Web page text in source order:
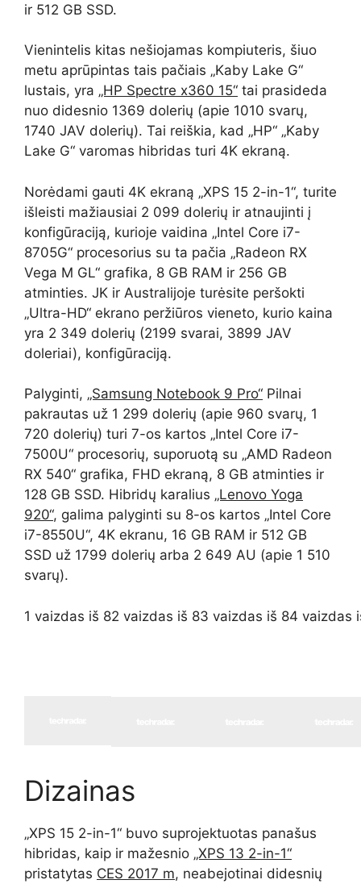
ir 512 GB SSD.
Vienintelis kitas nešiojamas kompiuteris, šiuo
metu aprūpintas tais pačiais „Kaby Lake G“
lustais, yra „HP Spectre x360 15“ tai prasideda
nuo didesnio 1369 dolerių (apie 1010 svarų,
1740 JAV dolerių). Tai reiškia, kad „HP“ „Kaby
Lake G“ varomas hibridas turi 4K ekraną.
Norėdami gauti 4K ekraną „XPS 15 2-in-1“, turite
išleisti mažiausiai 2 099 dolerių ir atnaujinti į
konfigūraciją, kurioje vaidina „Intel Core i7-
8705G“ procesorius su ta pačia „Radeon RX
Vega M GL“ grafika, 8 GB RAM ir 256 GB
atminties. JK ir Australijoje turėsite peršokti
„Ultra-HD“ ekrano peržiūros vieneto, kurio kaina
yra 2 349 dolerių (2199 svarai, 3899 JAV
doleriai), konfigūraciją.
Palyginti, „Samsung Notebook 9 Pro“ Pilnai
pakrautas už 1 299 dolerių (apie 960 svarų, 1
720 dolerių) turi 7-os kartos „Intel Core i7-
7500U“ procesorių, suporuotą su „AMD Radeon
RX 540“ grafika, FHD ekraną, 8 GB atminties ir
128 GB SSD. Hibridų karalius „Lenovo Yoga
920“, galima palyginti su 8-os kartos „Intel Core
i7-8550U“, 4K ekranu, 16 GB RAM ir 512 GB
SSD už 1799 dolerių arba 2 649 AU (apie 1 510
svarų).
1 vaizdas iš 82 vaizdas iš 83 vaizdas iš 84 vaizdas
Dizainas
„XPS 15 2-in-1“ buvo suprojektuotas panašus
hibridas, kaip ir mažesnio „XPS 13 2-in-1“
pristatytas CES 2017 m, neabejotinai didesnių